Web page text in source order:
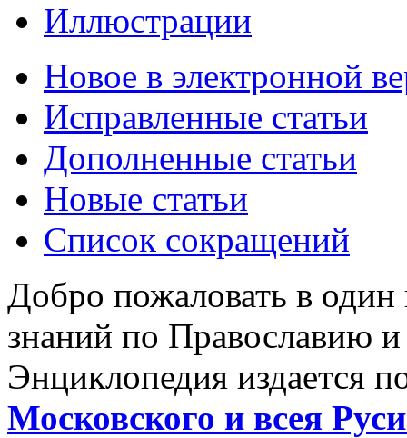
Иллюстрации
Новое в электронной
Исправленные статьи
Дополненные статьи
Новые статьи
Список сокращений
Добро пожаловать в
знаний по Православию
Энциклопедия издается
Московского и всея